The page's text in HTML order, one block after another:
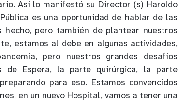
Así lo manifestó su Director (s) Haroldo
Pública es una oportunidad de hablar de las
hecho, pero también de plantear nuestros
estamos al debe en algunas actividades,
pero nuestros grandes desafíos
de Espera, la parte quirúrgica, la parte
para eso. Estamos convencidos
en un nuevo Hospital, vamos a tener una